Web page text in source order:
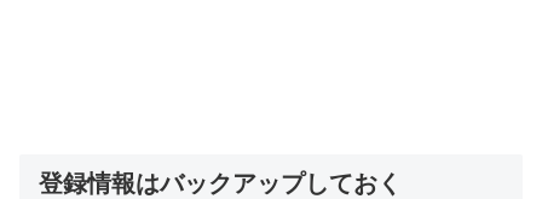
登録情報はバックアップしておく